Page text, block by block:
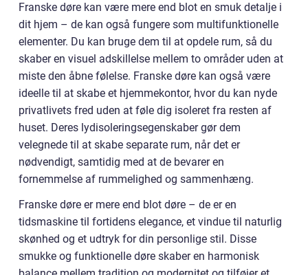
Franske døre kan være mere end blot en smuk detalje i
dit hjem – de kan også fungere som multifunktionelle
elementer. Du kan bruge dem til at opdele rum, så du
skaber en visuel adskillelse mellem to områder uden at
miste den åbne følelse. Franske døre kan også være
ideelle til at skabe et hjemmekontor, hvor du kan nyde
privatlivets fred uden at føle dig isoleret fra resten af
huset. Deres lydisoleringsegenskaber gør dem
velegnede til at skabe separate rum, når det er
nødvendigt, samtidig med at de bevarer en
fornemmelse af rummelighed og sammenhæng.
Franske døre er mere end blot døre – de er en
tidsmaskine til fortidens elegance, et vindue til naturlig
skønhed og et udtryk for din personlige stil. Disse
smukke og funktionelle døre skaber en harmonisk